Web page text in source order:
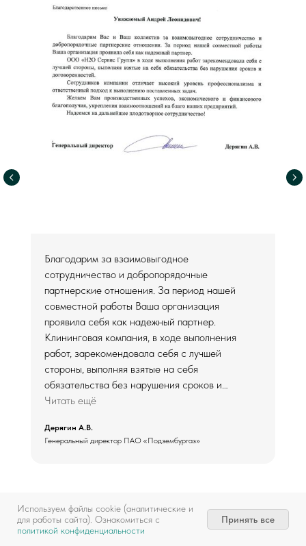
Благодарим за взаимовыгодное
сотрудничество и добропорядочные
партнерские отношения. За период нашей
совместной работы Ваша организация
проявила себя как надежный партнер.
Клининговая компания, в ходе выполнения
работ, зарекомендовала себя с лучшей
стороны, выполняя взятые на себя
обязательства без нарушения сроков и
договоренностей.
Сотрудников компании отличает высокий
уровень профессионализма и ответственный
укрепления взаимоотношений благо наших
предприятий. Надеемся на дальнейшее
Читать ещё
Дерягин А.В.
Генеральный директор ПАО «Подзембургаз»
Перейти к отзывам
Используем файлы cookie (аналитические и
для работы сайта). Ознакомиться с
политикой конфиденциальности
Принять все